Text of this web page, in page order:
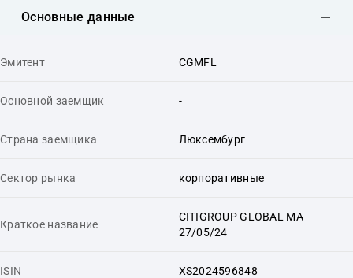
Основные данные
Эмитент CGMFL
Основной заемщик -
Страна заемщика Люксембург
Сектор рынка корпоративные
Краткое название
CITIGROUP GLOBAL MA
27/05/24
ISIN XS2024596848